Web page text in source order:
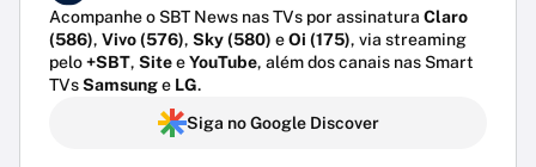
Acompanhe o SBT News nas TVs por assinatura Claro
(586), Vivo (576), Sky (580) eOi (175), via streaming
pelo+SBT, SiteeYouTube, além dos canais nas Smart
TVsSamsunge LG.
Siga no Google Discover